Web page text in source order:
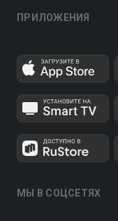
ПРИЛОЖЕНИЯ
МЫ В СОЦСЕТЯХ